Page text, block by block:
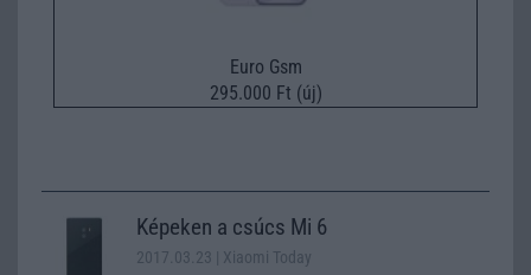
Euro Gsm
295.000 Ft (új)
Képeken a csúcs Mi 6
2017.03.23 | Xiaomi Today